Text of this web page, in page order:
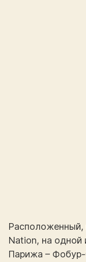
Расположенный,
Nation, на
Парижа – Фобур-